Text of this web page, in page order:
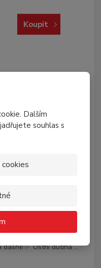
Dalším
souhlas s
Koupit
spray 25 ml
dásně ✅ Ústní dutina ...